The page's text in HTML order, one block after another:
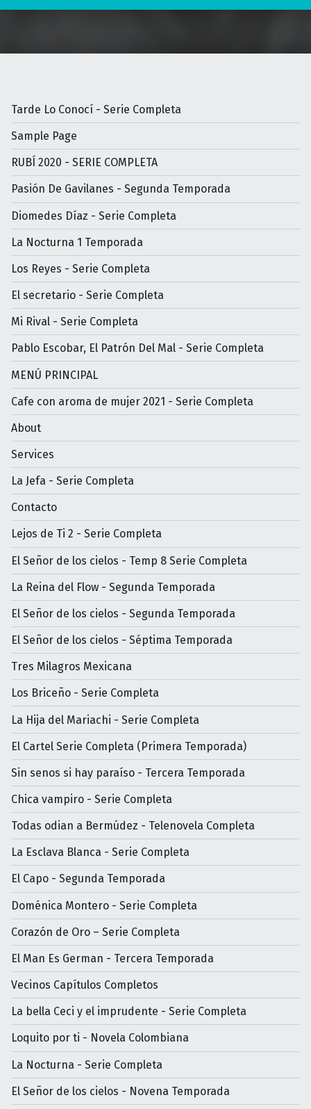
Tarde Lo Conocí - Serie Completa
Sample Page
RUBÍ 2020 - SERIE COMPLETA
Pasión De Gavilanes - Segunda Temporada
Diomedes Díaz - Serie Completa
La Nocturna 1 Temporada
Los Reyes - Serie Completa
El secretario - Serie Completa
Mi Rival - Serie Completa
Pablo Escobar, El Patrón Del Mal - Serie Completa
MENÚ PRINCIPAL
Cafe con aroma de mujer 2021 - Serie Completa
About
Services
La Jefa - Serie Completa
Contacto
Lejos de Ti 2 - Serie Completa
El Señor de los cielos - Temp 8 Serie Completa
La Reina del Flow - Segunda Temporada
El Señor de los cielos - Segunda Temporada
El Señor de los cielos - Séptima Temporada
Tres Milagros Mexicana
Los Briceño - Serie Completa
La Hija del Mariachi - Serie Completa
El Cartel Serie Completa (Primera Temporada)
Sin senos si hay paraíso - Tercera Temporada
Chica vampiro - Serie Completa
Todas odian a Bermúdez - Telenovela Completa
La Esclava Blanca - Serie Completa
El Capo - Segunda Temporada
Doménica Montero - Serie Completa
Corazón de Oro – Serie Completa
El Man Es German - Tercera Temporada
Vecinos Capítulos Completos
La bella Ceci y el imprudente - Serie Completa
Loquito por ti - Novela Colombiana
La Nocturna - Serie Completa
El Señor de los cielos - Novena Temporada